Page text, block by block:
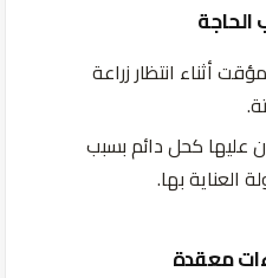
مؤقتأثناء انتظار زراعة
.
عليها كحلدائمبسبب
العنايةبها.